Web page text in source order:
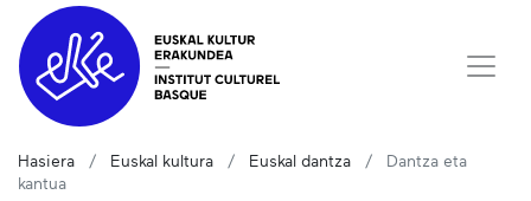
Hasiera Euskal kultura Euskal dantza
Dantza eta
kantua